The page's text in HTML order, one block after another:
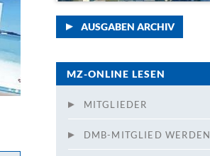
AUSGABEN ARCHIV
MZ-ONLINE LESEN
MITGLIEDER
DMB-MITGLIED WERDEN